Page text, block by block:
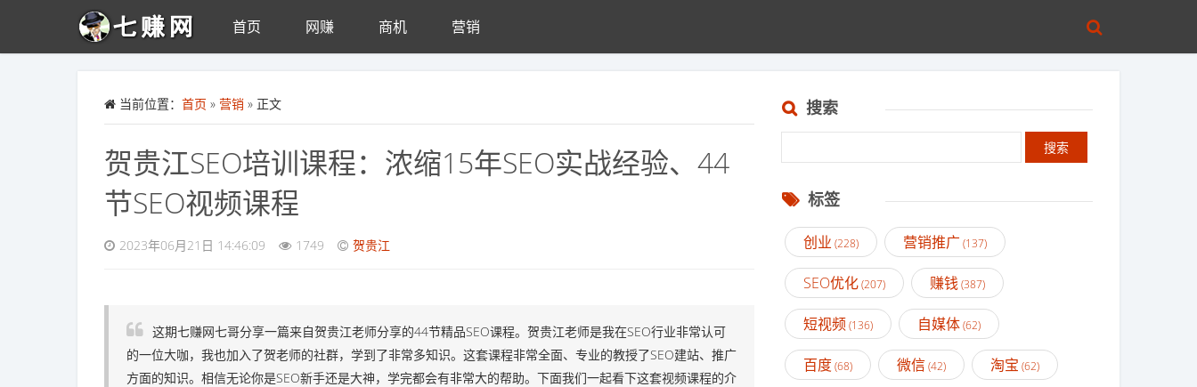
首页 网赚 商机 营销
当前位置： 首页 » 营销 » 正文
贺贵江SEO培训课程：浓缩15年SEO实战经验、44
节SEO视频课程
2023年06月21日 14:46:09 1749 贺贵江
这期七赚网七哥分享一篇来自贺贵江老师分享的44节精品SEO课程。贺贵江老师是我在SEO行业非常认可
的一位大咖，我也加入了贺老师的社群，学到了非常多知识。这套课程非常全面、专业的教授了SEO建站、推广
方面的知识。相信无论你是SEO新手还是大神，学完都会有非常大的帮助。下面我们一起看下这套视频课程的介
搜索
标签
创业 (228) 营销推广 (137)
SEO优化(207) 赚钱(387)
短视频(136) 自媒体(62)
百度(68) 微信(42) 淘宝 (62)